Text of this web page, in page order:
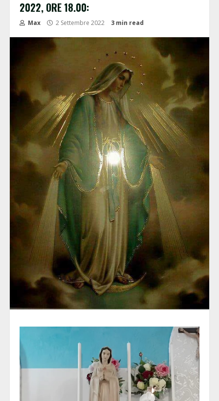
2022, ORE 18.00:
Max 2 Settembre 2022 3 min read